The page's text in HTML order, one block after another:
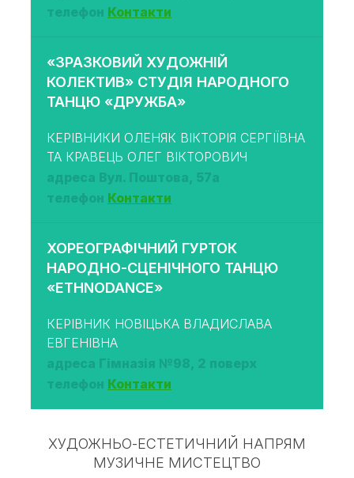
телефон Контакти
«ЗРАЗКОВИЙ ХУДОЖНІЙ
КОЛЕКТИВ» СТУДІЯ НАРОДНОГО
ТАНЦЮ «ДРУЖБА»
КЕРІВНИКИ ОЛЕНЯК ВІКТОРІЯ СЕРГІЇВНА
ТА КРАВЕЦЬ ОЛЕГ ВІКТОРОВИЧ
адреса Вул. Поштова, 57а
телефон Контакти
ХОРЕОГРАФІЧНИЙ ГУРТОК
НАРОДНО-СЦЕНІЧНОГО ТАНЦЮ
«ETHNODANCE»
КЕРІВНИК НОВІЦЬКА ВЛАДИСЛАВА
ЕВГЕНІВНА
адреса Гімназія №98, 2 поверх
телефон Контакти
ХУДОЖНЬО-ЕСТЕТИЧНИЙ НАПРЯМ
МУЗИЧНЕ МИСТЕЦТВО